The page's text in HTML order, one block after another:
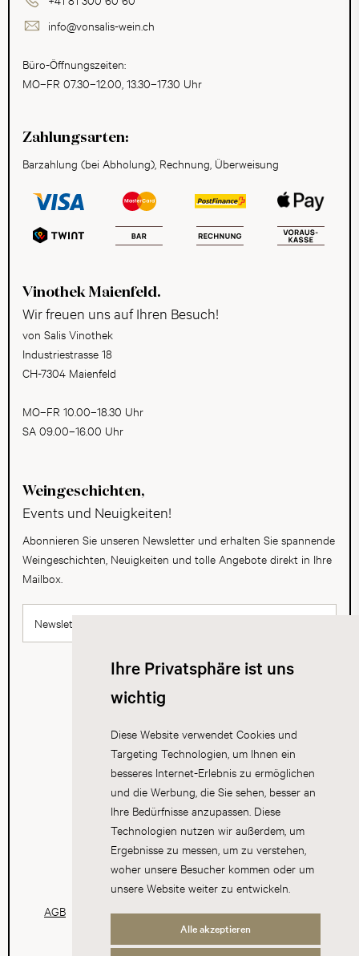
Ihre Privatsphäre ist uns
wichtig
Diese Website verwendet Cookies und
Targeting Technologien, um Ihnen ein
besseres Internet-Erlebnis zu ermöglichen
und die Werbung, die Sie sehen, besser an
Ihre Bedürfnisse anzupassen. Diese
Technologien nutzen wir außerdem, um
Ergebnisse zu messen, um zu verstehen,
woher unsere Besucher kommen oder um
unsere Website weiter zu entwickeln.
Alle akzeptieren
info@vonsalis-wein.ch
Büro-Öffnungszeiten:
MO–FR 07.30–12.00, 13.30–17.30 Uhr
Zahlungsarten:
Barzahlung (bei Abholung), Rechnung, Überweisung
Vinothek Maienfeld.
Wir freuen uns auf Ihren Besuch!
von Salis Vinothek
Industriestrasse 18
CH-7304 Maienfeld
MO–FR 10.00–18.30 Uhr
SA 09.00–16.00 Uhr
Weingeschichten,
Events und Neuigkeiten!
Abonnieren Sie unseren Newsletter und erhalten Sie spannende
Weingeschichten, Neuigkeiten und tolle Angebote direkt in Ihre
Mailbox.
Newsletter abonnieren
AGB Datenschutz Impressum Cookies